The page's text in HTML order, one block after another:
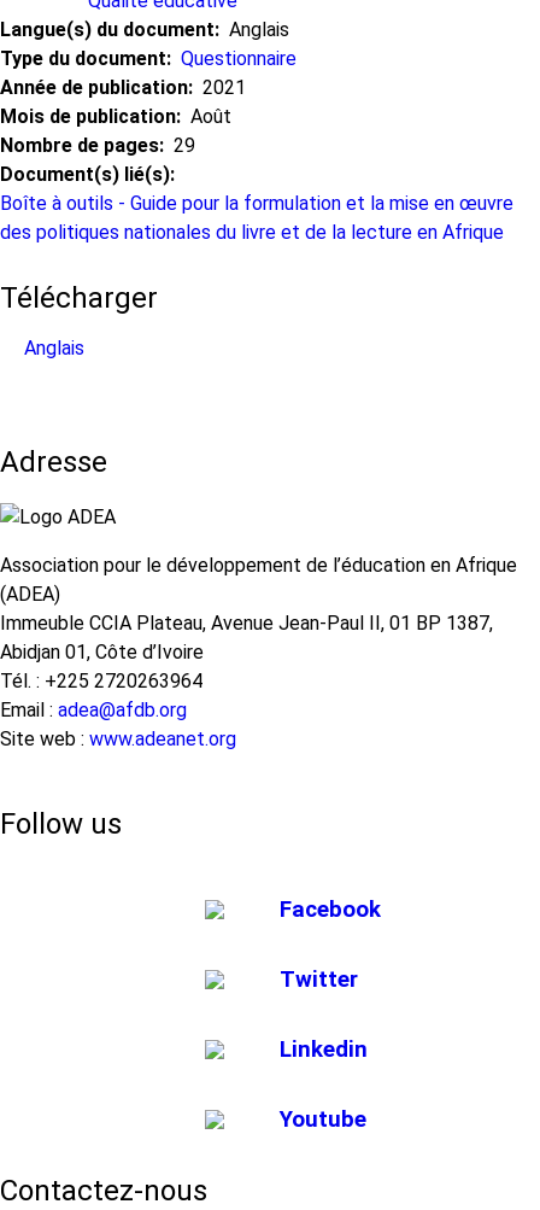
Langue(s) du document
Anglais
Type du document
Questionnaire
Année de publication
2021
Mois de publication
Août
Nombre de pages
29
Document(s) lié(s)
Boîte à outils - Guide pour la formulation et la mise en œuvre
des politiques nationales du livre et de la lecture en Afrique
Télécharger
Anglais
Adresse
Association pour le développement de l’éducation en Afrique
(ADEA)
Immeuble CCIA Plateau, Avenue Jean-Paul II, 01 BP 1387,
Abidjan 01, Côte d’Ivoire
Tél. : +225 2720263964
Email : adea@afdb.org
Site web : www.adeanet.org
Follow us
Facebook
Twitter
Linkedin
Youtube
Contactez-nous